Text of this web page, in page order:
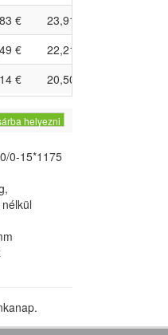
€
23,91 €
€
22,21 €
€ 20,50 €
helyezni
0-15*1175